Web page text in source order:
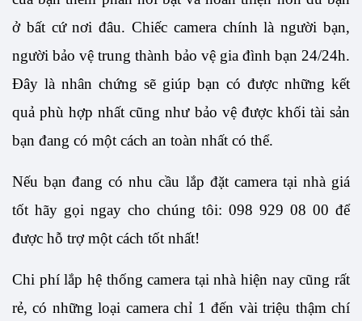
ở bất cứ nơi đâu. Chiếc camera chính là người bạn,
người bảo vệ trung thành bảo vệ gia đình bạn 24/24h.
Đây là nhân chứng sẽ giúp bạn có được những kết
quả phù hợp nhất cũng như bảo vệ được khối tài sản
bạn đang có một cách an toàn nhất có thể.
Nếu bạn đang có nhu cầu lắp đặt camera tại nhà giá
tốt hãy gọi ngay cho chúng tôi: 098 929 08 00 để
được hỗ trợ một cách tốt nhất!
Chi phí lắp hệ thống camera tại nhà hiện nay cũng rất
rẻ, có những loại camera chỉ 1 đến vài triệu thậm chí